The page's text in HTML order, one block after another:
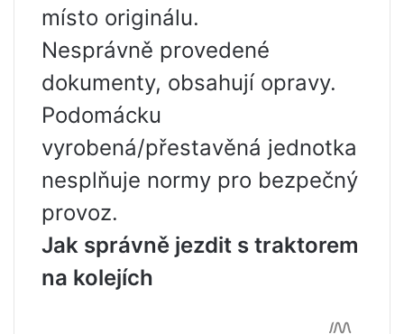
místo originálu.
Nesprávně provedené
dokumenty, obsahují opravy.
Podomácku
vyrobená/přestavěná jednotka
nesplňuje normy pro bezpečný
provoz.
Jak správně jezdit s traktorem
na kolejích